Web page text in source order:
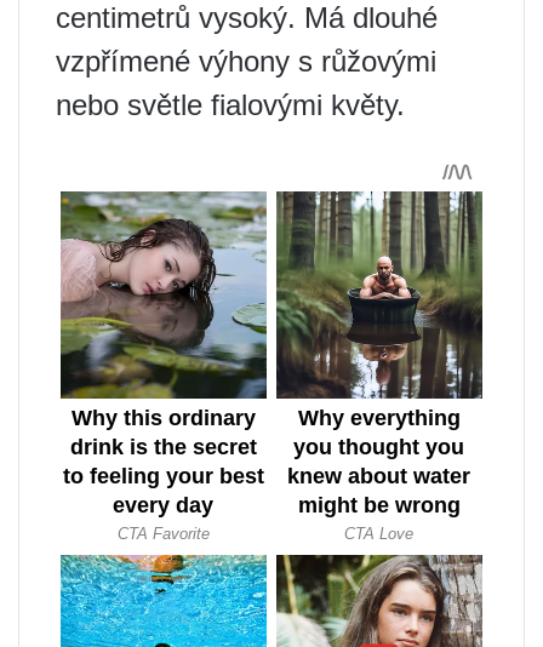
centimetrů vysoký. Má dlouhé
vzpřímené výhony s růžovými
nebo světle fialovými květy.